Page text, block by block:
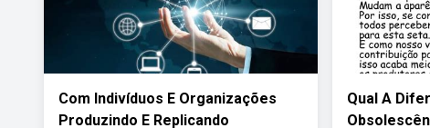
Com Indivíduos E Organizações
Produzindo E Replicando
Qual A